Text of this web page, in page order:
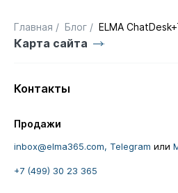
Главная / Блог /
Карта сайта
Контакты
Продажи
inbox@elma365.com, Telegram или
+7 (499) 30 23 365